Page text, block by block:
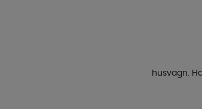
husvagn.